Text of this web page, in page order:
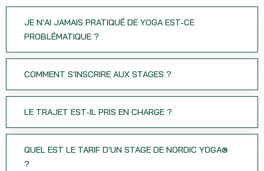
JE N'AI JAMAIS PRATIQUÉ DE YOGA EST-CE
PROBLÉMATIQUE ?
COMMENT S'INSCRIRE AUX STAGES ?
LE TRAJET EST-IL PRIS EN CHARGE ?
QUEL EST LE TARIF D'UN STAGE DE NORDIC YOGA®
?